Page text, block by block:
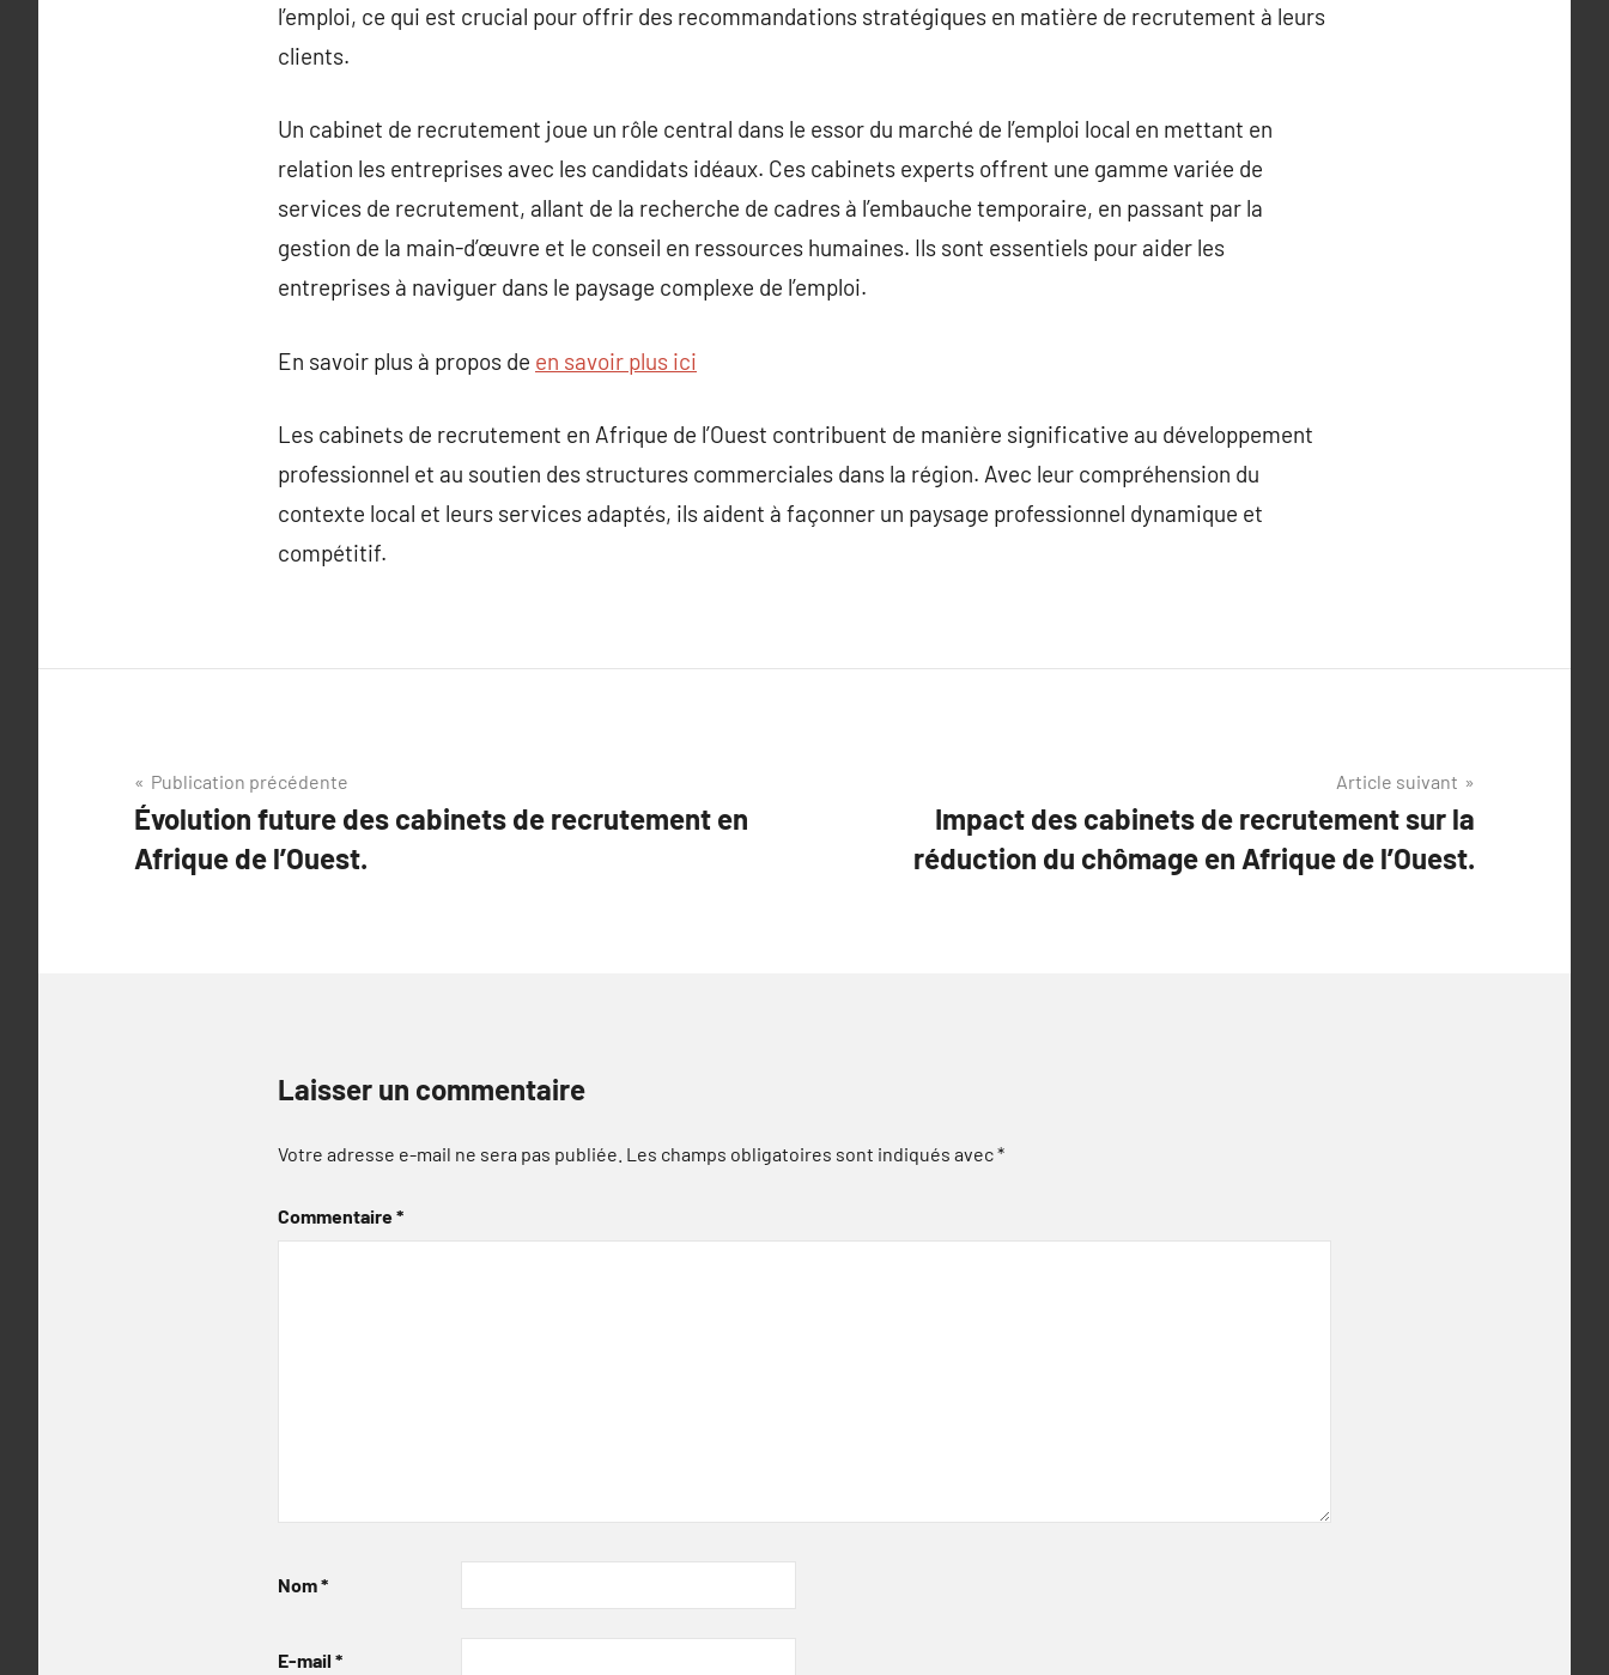
l’emploi, ce qui est crucial pour offrir des recommandations stratégiques en matière de recrutement à leurs
clients.
Un cabinet de recrutement joue un rôle central dans le essor du marché de l’emploi local en mettant en
relation les entreprises avec les candidats idéaux. Ces cabinets experts offrent une gamme variée de
services de recrutement, allant de la recherche de cadres à l’embauche temporaire, en passant par la
gestion de la main-d’œuvre et le conseil en ressources humaines. Ils sont essentiels pour aider les
entreprises à naviguer dans le paysage complexe de l’emploi.
En savoir plus à propos de en savoir plus ici
Les cabinets de recrutement en Afrique de l’Ouest contribuent de manière significative au développement
professionnel et au soutien des structures commerciales dans la région. Avec leur compréhension du
contexte local et leurs services adaptés, ils aident à façonner un paysage professionnel dynamique et
compétitif.
Navigation
de
l’article
Publication précédente
Évolution future des cabinets de recrutement en
Afrique de l’Ouest.
Article suivant
Impact des cabinets de recrutement sur la
réduction du chômage en Afrique de l’Ouest.
Laisser un commentaire
Votre adresse e-mail ne sera pas publiée. Les champs obligatoires sont indiqués avec*
Commentaire*
Nom*
E-mail *